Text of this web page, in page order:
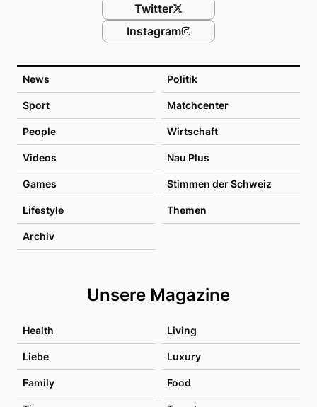
News Politik
Sport Matchcenter
People Wirtschaft
Videos Nau Plus
Games Stimmen der Schweiz
Lifestyle Themen
Archiv
Unsere Magazine
Health Living
Liebe Luxury
Family Food
Twitter
Instagram